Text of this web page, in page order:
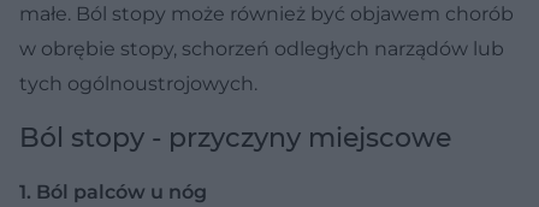
małe. Ból stopy może również być objawem chorób
w obrębie stopy, schorzeń odległych narządów lub
tych ogólnoustrojowych.
Ból stopy - przyczyny miejscowe
1. Ból palców u nóg